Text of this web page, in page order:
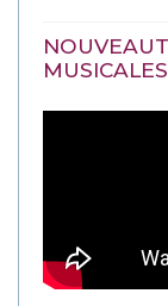
MUSICALES